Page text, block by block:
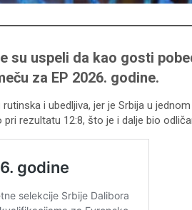
su uspeli da kao gosti
za EP 2026. godine.
i ubedljiva, jer je Srbija u
rezultatu 12:8, što je i dalje bio